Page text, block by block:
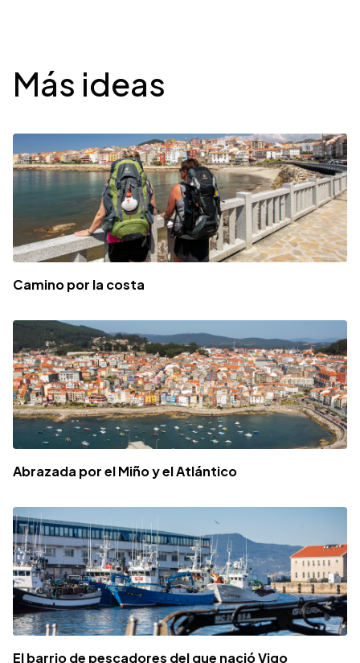
Desplegable
Más ideas
Camino por la costa
Abrazada por el Miño y el Atlántico
El barrio de pescadores del que nació Vigo